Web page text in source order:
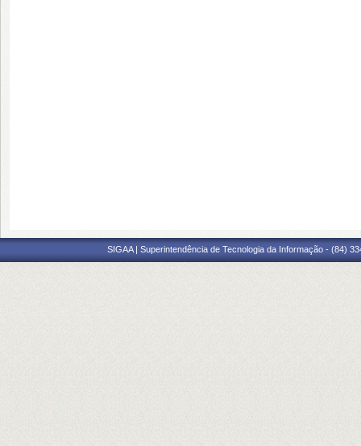
SIGAA | Superintendência de Tecnologia da Informação - (84)